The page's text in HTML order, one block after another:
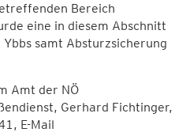
Bereich
eine in diesem Abschnitt
samt Absturzsicherung
Amt der NÖ
Gerhard Fichtinger,
E-Mail